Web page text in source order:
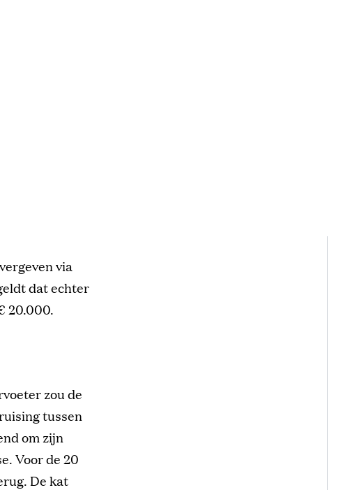
via
dat echter
20.000.
zou de
tussen
om zijn
Voor de 20
De kat